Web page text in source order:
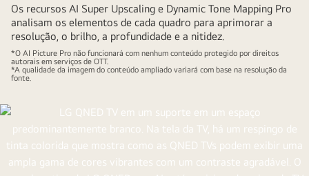
Os recursos AI Super Upscaling e Dynamic Tone Mapping Pro
analisam os elementos de cada quadro para aprimorar a
resolução, o brilho, a profundidade e a nitidez.
*O AI Picture Pro não funcionará com nenhum conteúdo protegido por direitos
autorais em serviços de OTT.
*A qualidade da imagem do conteúdo ampliado variará com base na resolução da
fonte.